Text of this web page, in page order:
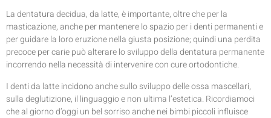
La dentatura decidua, da latte, è importante, oltre che per la
masticazione, anche per mantenere lo spazio per i denti permanenti e
per guidare la loro eruzione nella giusta posizione; quindi una perdita
precoce per carie può alterare lo sviluppo della dentatura permanente
incorrendo nella necessità di intervenire con cure ortodontiche.
I denti da latte incidono anche sullo sviluppo delle ossa mascellari,
sulla deglutizione, il linguaggio e non ultima l’estetica. Ricordiamoci
che al giorno d’oggi un bel sorriso anche nei bimbi piccoli influisce